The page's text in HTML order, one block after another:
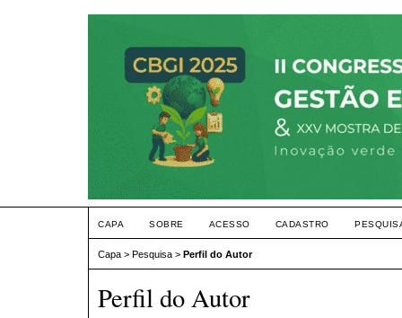
CAPA SOBRE ACESSO CADASTRO
Capa > Pesquisa > Perfil do Autor
Perfil do Autor